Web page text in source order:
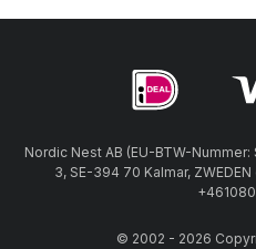
Nordic Nest AB (EU-BTW-
3, SE-394 70 Kalmar,
© 2002 - 2026